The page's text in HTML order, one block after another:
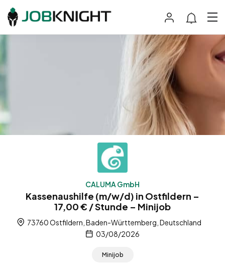
CALUMA GmbH
Kassenaushilfe (m/w/d) in Ostfildern –
17,00 € / Stunde – Minijob
73760 Ostfildern, Baden-Württemberg, Deutschland
03/08/2026
Minijob